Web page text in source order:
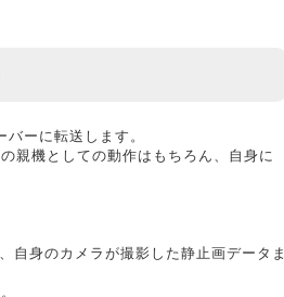
ーに転送します。
親機としての動作はもちろん、自身に
自身のカメラが撮影した静止画データま